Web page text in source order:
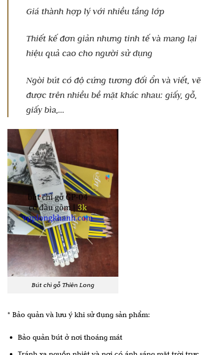
Giá thành hợp lý với nhiều tầng lớp
Thiết kế đơn giản nhưng tinh tế và mang lại
hiệu quả cao cho người sử dụng
Ngòi bút có độ cứng tương đối ổn và viết, vẽ
được trên nhiều bề mặt khác nhau: giấy, gỗ,
giấy bìa,…
Bút chì gỗ Thiên Long
* Bảo quản và lưu ý khi sử dụng sản phẩm:
Bảo quản bút ở nơi thoáng mát